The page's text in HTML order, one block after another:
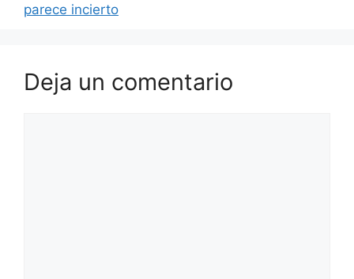
parece incierto
Deja un comentario